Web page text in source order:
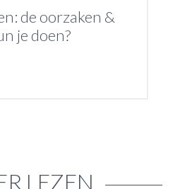
de oorzaken &
je doen?
LEZEN